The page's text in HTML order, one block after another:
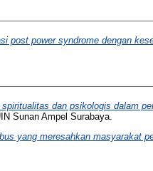
post power syndrome dengan
dan psikologis dalam
Sunan Ampel Surabaya.
yang meresahkan masyarakat